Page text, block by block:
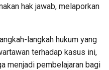
hak jawab, melaporkan
langkah hukum yang
terhadap kasus ini,
menjadi pembelajaran bagi